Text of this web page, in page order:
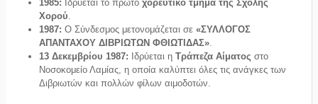
1985: Ιδρύεται το πρώτο χορευτικό τμήμα της Σχολής
Χορού
1987: Ο Σύνδεσμος μετονομάζεται σε «ΣΥΛΛΟΓΟΣ
ΑΠΑΝΤΑΧΟΥ ΔΙΒΡΙΩΤΩΝ ΦΘΙΩΤΙΔΑΣ».
13 Δεκεμβρίου 1987: Ιδρύεται η Τράπεζα Αίματος στο
Νοσοκομείο Λαμίας, η οποία καλύπτει όλες τις ανάγκες των
Διβριωτών και πολλών φίλων αιμοδοτών.